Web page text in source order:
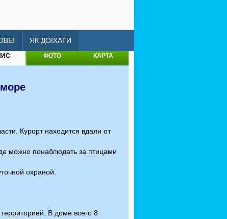
ЯК ДОЇХАТИ
ФОТО КАРТА
Курорт находится вдали от
можно понаблюдать за птицами
охраной.
В доме всего 8